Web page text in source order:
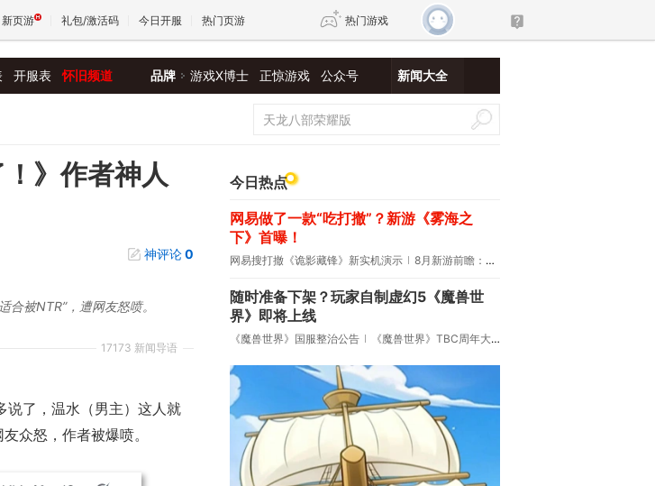
新页游 礼包/激活码 今日开服 热门页游 热门游戏
王权与自由 诛仙世界 新仙侠5
开服表 怀旧频道 品牌 游戏X博士 正惊游戏 公众号 新闻大全
》作者神人
神评论0
17173 新闻导语
合被NTR”，遭网友怒喷。
说了，温水（男主）这人就
众怒，作者被爆喷。
今日热点
网易做了一款“吃打撤”？新游《雾海之
下》首曝！
网易搜打撤《诡影藏锋》新实机演示 8月新游前瞻：《诡秘之主》领衔
随时准备下架？玩家自制虚幻5《魔兽世
界》即将上线
《魔兽世界》国服整治公告 《魔兽世界》TBC周年大更：双经典团本回归！